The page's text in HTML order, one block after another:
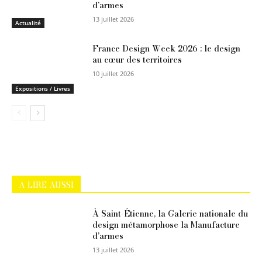
Actualité
d’armes
13 juillet 2026
Expositions / Livres
France Design Week 2026 : le design
au cœur des territoires
10 juillet 2026
A LIRE AUSSI
À Saint-Étienne, la Galerie nationale du
design métamorphose la Manufacture
d’armes
13 juillet 2026